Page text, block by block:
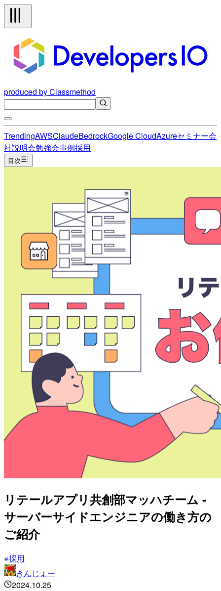
produced by Classmethod
TrendingAWSClaudeBedrockGoogle CloudAzureセミナー会
社説明会勉強会事例採用
目次
リテールアプリ共創部マッハチーム -
サーバーサイドエンジニアの働き方の
ご紹介
採用
きんじょー
2024.10.25